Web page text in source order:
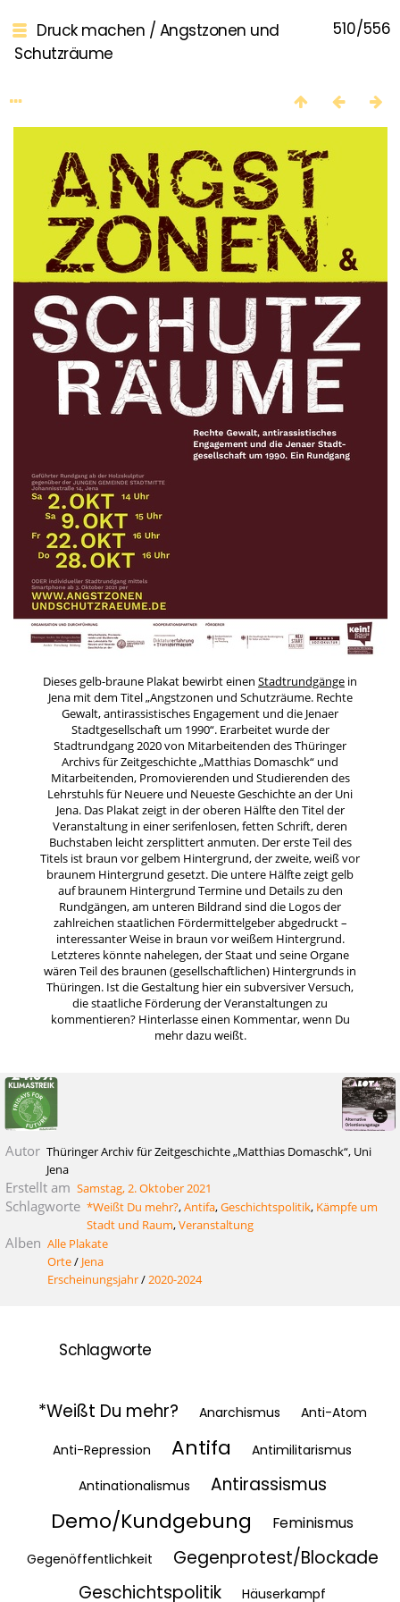
510/556
Druck machen / Angstzonen und
Schutzräume
Dieses gelb-braune Plakat bewirbt einen Stadtrundgänge in
Jena mit dem Titel „Angstzonen und Schutzräume. Rechte
Gewalt, antirassistisches Engagement und die Jenaer
Stadtgesellschaft um 1990“. Erarbeitet wurde der
Stadtrundgang 2020 von Mitarbeitenden des Thüringer
Archivs für Zeitgeschichte „Matthias Domaschk“ und
Mitarbeitenden, Promovierenden und Studierenden des
Lehrstuhls für Neuere und Neueste Geschichte an der Uni
Jena. Das Plakat zeigt in der oberen Hälfte den Titel der
Veranstaltung in einer serifenlosen, fetten Schrift, deren
Buchstaben leicht zersplittert anmuten. Der erste Teil des
Titels ist braun vor gelbem Hintergrund, der zweite, weiß vor
braunem Hintergrund gesetzt. Die untere Hälfte zeigt gelb
auf braunem Hintergrund Termine und Details zu den
Rundgängen, am unteren Bildrand sind die Logos der
zahlreichen staatlichen Fördermittelgeber abgedruckt –
interessanter Weise in braun vor weißem Hintergrund.
Letzteres könnte nahelegen, der Staat und seine Organe
wären Teil des braunen (gesellschaftlichen) Hintergrunds in
Thüringen. Ist die Gestaltung hier ein subversiver Versuch,
die staatliche Förderung der Veranstaltungen zu
kommentieren? Hinterlasse einen Kommentar, wenn Du
mehr dazu weißt.
Autor Thüringer Archiv für Zeitgeschichte „Matthias Domaschk“, Uni
Jena
Erstellt am Samstag, 2. Oktober 2021
Schlagworte *Weißt Du mehr?,Antifa,Geschichtspolitik, Kämpfe um
Stadt und Raum,Veranstaltung
Alben Alle Plakate
Orte/ Jena
Erscheinungsjahr/2020-2024
Schlagworte
*Weißt Du mehr? Anarchismus Anti-Atom
Anti-Repression Antifa
Antimilitarismus
Antinationalismus
Antirassismus
Demo/Kundgebung Feminismus
Gegenöffentlichkeit
Gegenprotest/Blockade
Geschichtspolitik
Häuserkampf